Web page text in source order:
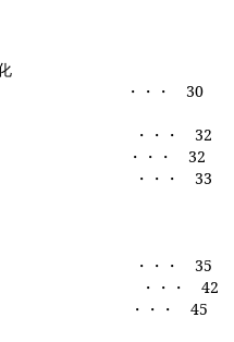
・・・ 30
・・・ 32
件 ・・・ 32
・・ 33
・ 35
・ 42
・・・ 45